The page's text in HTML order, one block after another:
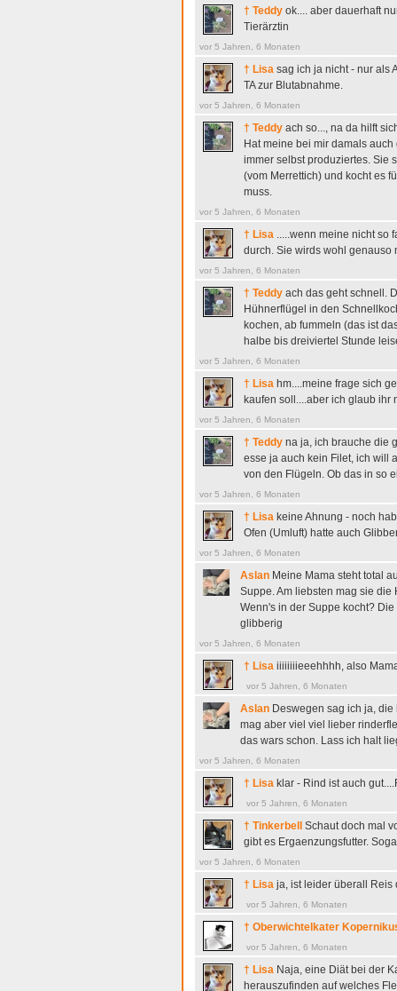
† Teddy ok.... aber dauerhaft
Tierärztin
vor 5 Jahren, 6 Monaten
† Lisa sag ich ja nicht - nur als
TA zur Blutabnahme.
vor 5 Jahren, 6 Monaten
† Teddy ach so..., na da hilft
Hat meine bei mir damals
immer selbst produziertes. Sie
(vom Merrettich) und kocht es
muss.
vor 5 Jahren, 6 Monaten
† Lisa .....wenn meine nicht so
durch. Sie wirds wohl genauso
vor 5 Jahren, 6 Monaten
† Teddy ach das geht schnell.
Hühnerflügel in den
kochen, ab fummeln (das ist
halbe bis dreiviertel Stunde
vor 5 Jahren, 6 Monaten
† Lisa hm....meine frage sich
kaufen soll....aber ich glaub
vor 5 Jahren, 6 Monaten
† Teddy na ja, ich brauche die
esse ja auch kein Filet, ich will
von den Flügeln. Ob das in so
vor 5 Jahren, 6 Monaten
† Lisa keine Ahnung - noch
Ofen (Umluft) hatte auch
vor 5 Jahren, 6 Monaten
Aslan Meine Mama steht total
Suppe. Am liebsten mag sie
Wenn's in der Suppe kocht?
glibberig
vor 5 Jahren, 6 Monaten
† Lisa iiiiiiiieeehhhh, also
vor 5 Jahren, 6 Monaten
Aslan Deswegen sag ich ja,
mag aber viel viel lieber
das wars schon. Lass ich halt
vor 5 Jahren, 6 Monaten
† Lisa klar - Rind ist auch
vor 5 Jahren, 6 Monaten
† Tinkerbell
Schaut doch mal
gibt es Ergaenzungsfutter.
vor 5 Jahren, 6 Monaten
† Lisa ja, ist leider überall Reis
vor 5 Jahren, 6 Monaten
† Oberwichtelkater
vor 5 Jahren, 6 Monaten
† Lisa Naja, eine Diät bei der
herauszufinden auf welches